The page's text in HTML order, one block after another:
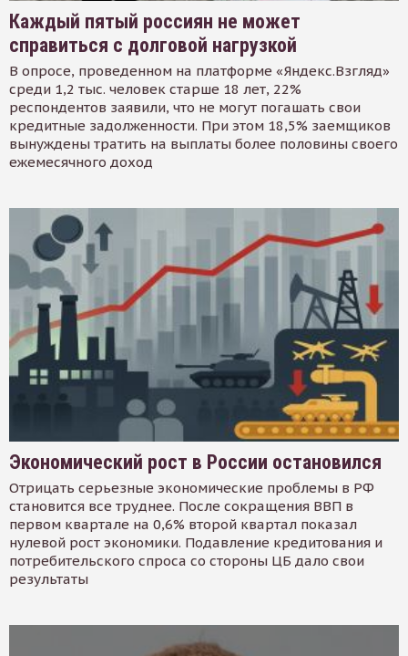
Каждый пятый россиян не может
справиться с долговой нагрузкой
В опросе, проведенном на платформе «Яндекс.Взгляд»
среди 1,2 тыс. человек старше 18 лет, 22%
респондентов заявили, что не могут погашать свои
кредитные задолженности. При этом 18,5% заемщиков
вынуждены тратить на выплаты более половины своего
ежемесячного доход
Экономический рост в России остановился
Отрицать серьезные экономические проблемы в РФ
становится все труднее. После сокращения ВВП в
первом квартале на 0,6% второй квартал показал
нулевой рост экономики. Подавление кредитования и
потребительского спроса со стороны ЦБ дало свои
результаты